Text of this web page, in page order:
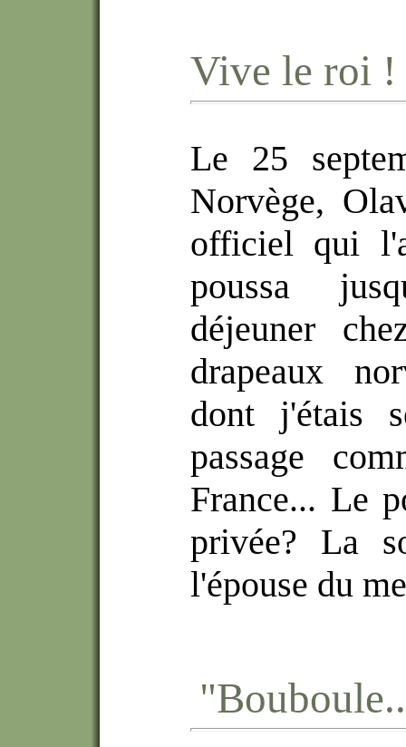
Vive le roi !
Le 25
Norvège,
officiel qui
poussa
déjeuner
drapeaux
dont j'étais
passage
France... Le
privée? La
l'épouse du